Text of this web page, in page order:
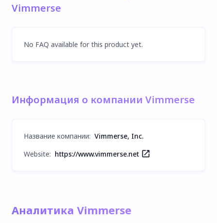
Vimmerse
No FAQ available for this product yet.
Информация о компании Vimmerse
Название компании: Vimmerse, Inc.
Website: https://www.vimmerse.net
Аналитика Vimmerse